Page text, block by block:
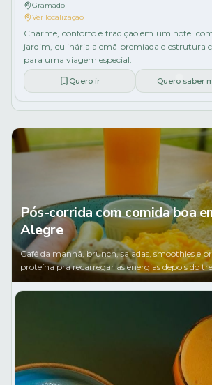
Gramado
Ver localização
Charme, conforto e tradição em um hotel
jardim, culinária alemã premiada e estrutura
para uma viagem especial.
Quero ir Quero saber
Pós-corrida com comida boa
Alegre
Café da manhã, brunch, saladas, smoothies e
proteína pra recarregar as energias depois do